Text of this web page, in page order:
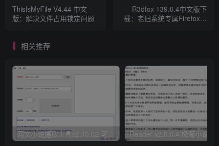
ThisIsMyFile V4.44 中文
版：解决文件占用锁定问题
R3dfox 139.0.4中文版下
载：老旧系统专属Firefox分
相关推荐